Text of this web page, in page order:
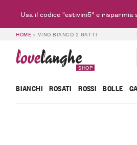
HOME » VINO BIANCO 2 GATTI
lovelanghe
SHOP
BIANCHI ROSATI ROSSI BOLLE
Usa il codice "estivini5" e